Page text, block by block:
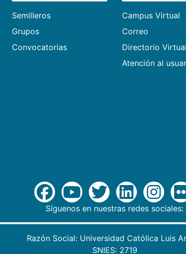
Semilleros
Grupos
Convocatorias
Campus Virtual
Correo
Directorio Virtual
Atención al
Síguenos en nuestras redes sociales:
Razón Social: Universidad Católica Luis
SNIES: 2719